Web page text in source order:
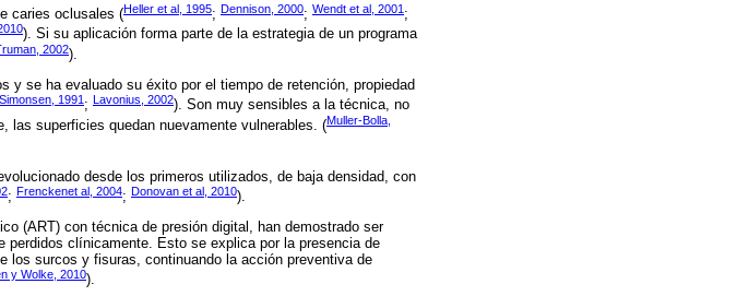
caries oclusales (Heller et al, 1995; Dennison, 2000; Wendt et al, 2001 ;
). Si su aplicación forma parte de la estrategia de un programa
2002).
y se ha evaluado su éxito por el tiempo de retención, propiedad
Simonsen, 1991 ; Lavonius, 2002). Son muy sensibles a la técnica, no
las superficies quedan nuevamente vulnerables. (Muller-Bolla,
desde los primeros utilizados, de baja densidad, con
; Frenckenet al, 2004; Donovan et al, 2010).
(ART) con técnica de presión digital, han demostrado ser
clínicamente. Esto se explica por la presencia de
los surcos y fisuras, continuando la acción preventiva de
y Wolke, 2010).